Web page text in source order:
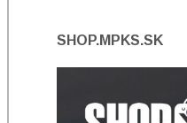
SHOP.MPKS.SK